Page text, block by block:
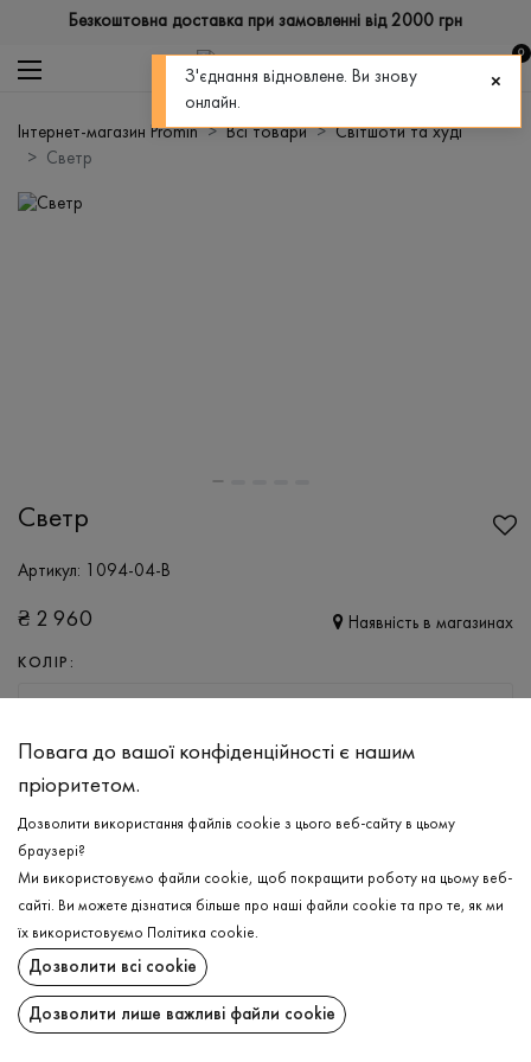
Безкоштовна доставка при замовленні від 2000 грн
0
Інтернет-магазин Promin Всі товари
Світшоти та худі
Светр
Светр
Артикул: 1094-04-B
₴ 2 960 Наявність в магазинах
КОЛІР:
ДОДАТИ ДО КОШИКА
ОБЕРІТЬ РОЗМІР
Светр
ДОДАТИ ДО КОШИКА
ОПИС
Повага до вашої конфіденційності є нашим
пріоритетом.
Дозволити використання файлів cookie з цього веб-сайту в цьому
браузері?
Ми використовуємо файли cookie, щоб покращити роботу на цьому веб-
сайті. Ви можете дізнатися більше про наші файли cookie та про те, як ми
їх використовуємо
Політика cookie.
Дозволити всі cookie
Дозволити лише важливі файли cookie
З'єднання відновлене. Ви знову
онлайн.